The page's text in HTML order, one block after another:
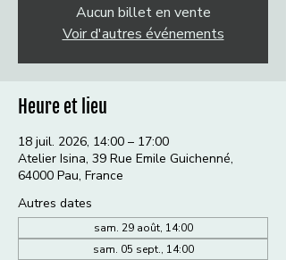
Aucun billet en vente
Voir d'autres événements
Heure et lieu
18 juil. 2026, 14:00 – 17:00
Atelier Isina, 39 Rue Emile Guichenné,
64000 Pau, France
Autres dates
sam. 29 août, 14:00
sam. 05 sept., 14:00